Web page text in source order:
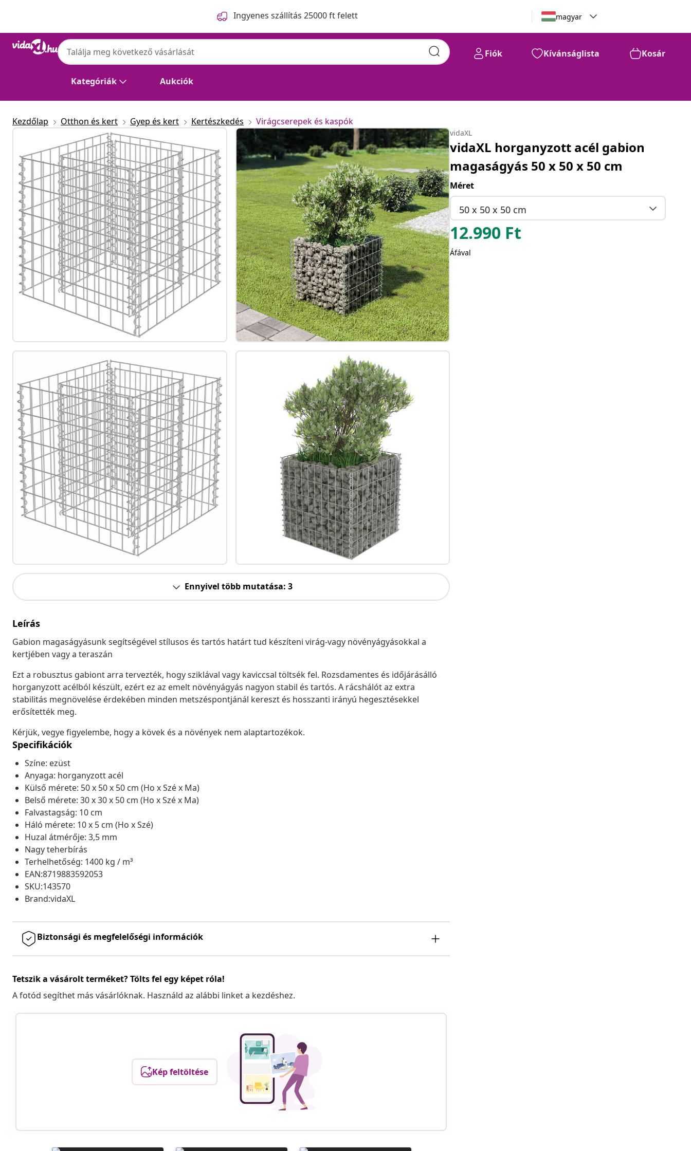
Ingyenes szállítás 25000 ft felett magyar
Kategóriák Aukciók
Fiók Kívánságlista Kosár
Kezdőlap Otthon és kert Gyep és kert Kertészkedés Virágcserepek és kaspók
Ennyivel több mutatása: 3
Leírás
Gabion magaságyásunk segítségével stílusos és tartós határt tud készíteni virág-vagy növényágyásokkal a
kertjében vagy a teraszán
Ezt a robusztus gabiont arra tervezték, hogy sziklával vagy kaviccsal töltsék fel. Rozsdamentes és időjárásálló
horganyzott acélból készült, ezért ez az emelt növényágyás nagyon stabil és tartós. A rácshálót az extra
stabilitás megnövelése érdekében minden metszéspontjánál kereszt és hosszanti irányú hegesztésekkel
erősítették meg.
Kérjük, vegye figyelembe, hogy a kövek és a növények nem alaptartozékok.
Specifikációk
Színe: ezüst
Anyaga: horganyzott acél
Külső mérete: 50 x 50 x 50 cm (Ho x Szé x Ma)
Belső mérete: 30 x 30 x 50 cm (Ho x Szé x Ma)
Falvastagság: 10 cm
Háló mérete: 10 x 5 cm (Ho x Szé)
Huzal átmérője: 3,5 mm
Nagy teherbírás
Terhelhetőség: 1400 kg / m³
EAN:8719883592053
SKU:143570
Brand:vidaXL
Biztonsági és megfelelőségi információk
Tetszik a vásárolt terméket? Tölts fel egy képet róla!
A fotód segíthet más vásárlóknak. Használd az alábbi linket a kezdéshez.
Kép feltöltése
vidaXL
vidaXL horganyzott acél gabion
magaságyás 50 x 50 x 50 cm
Méret
50 x 50 x 50 cm
12.990 Ft
Áfával